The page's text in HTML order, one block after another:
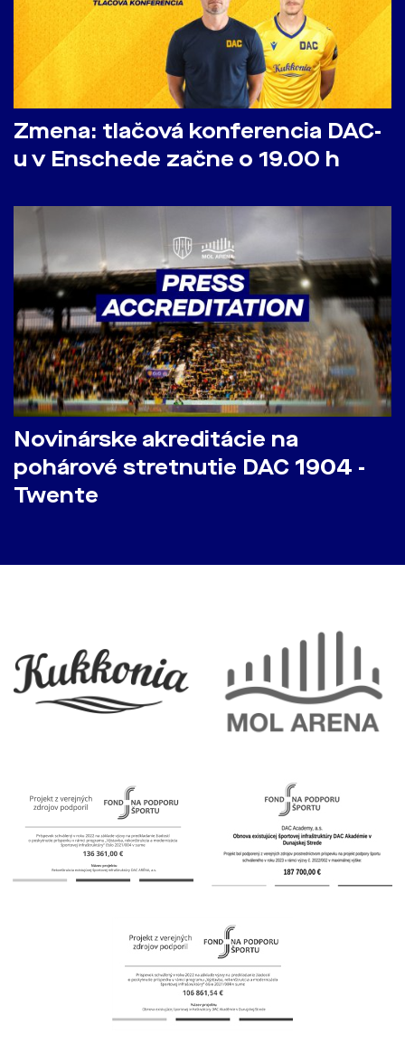
Zmena: tlačová konferencia DAC-
u v Enschede začne o 19.00 h
Novinárske akreditácie na
pohárové stretnutie DAC 1904 -
Twente